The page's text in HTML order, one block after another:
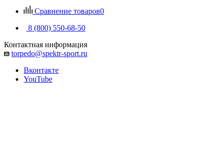
Сравнение товаров0
8 (800) 550-68-50
Контактная информация
torpedo@spektr-sport.ru
Вконтакте
YouTube